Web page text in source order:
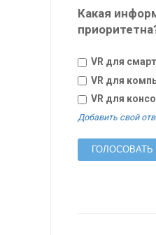
Какая
VR для
VR для
VR для
Добавить свой